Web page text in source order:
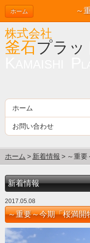
ホーム
株式会社
釜石プラッ
ホーム
お問い合わせ
ホーム 新着情報 ～重
新着情報
2017.05.08
～重要～今期「桜満開